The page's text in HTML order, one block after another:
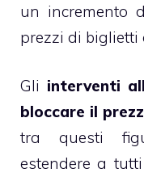
un incremento
prezzi di biglietti
Gli interventi
bloccare il
tra questi
estendere a